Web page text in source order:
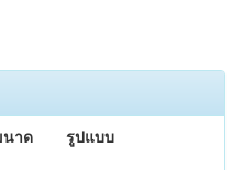
าด รูปแบบ